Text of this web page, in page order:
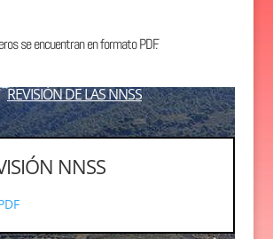
se encuentran en formato PDF.
REVISIÓN DE LAS NNSS
NNSS